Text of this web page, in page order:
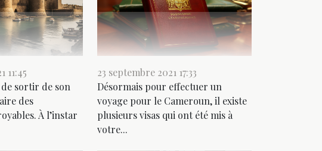
11:45
sortir de son
des
À l’instar
23 septembre 2021 17:33
Désormais pour effectuer un
voyage pour le Cameroun, il existe
plusieurs visas qui ont été mis à
votre...